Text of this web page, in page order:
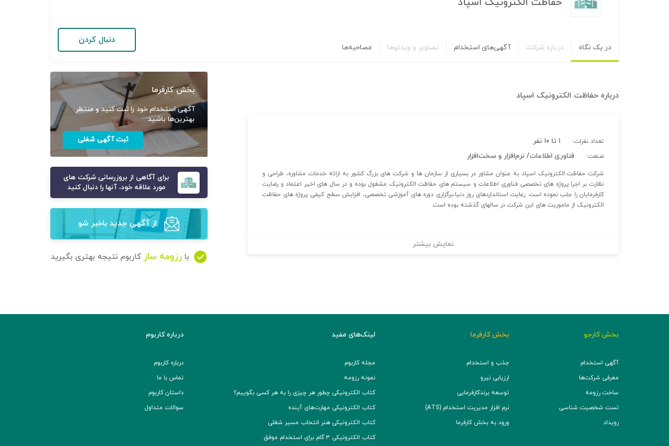
در یک نگاه درباره شرکت آگهی‌های استخدام تصاویر و ویدئوها مصاحبه‌ها
دنبال کردن
درباره حفاظت الکترونیک اسپاد
تعداد نفرات: ۱ تا ۱۰ نفر
صنعت: فناوری اطلاعات/ نرم‌افزار و سخت‌افزار
شرکت حفاظت الکترونیک اسپاد به عنوان مشاور در بسیاری از سازمان ها و شرکت های بزرگ کشور به ارائه خدمات مشاوره، طراحی و
نظارت بر اجرا پروژه های تخصصی فناوری اطلاعات و سیستم های حفاظت الکترونیک مشغول بوده و در سال های اخیر اعتماد و رضایت
کارفرمایان را جلب نموده است. رعایت استانداردهای روز دنیا،برگزاری دوره های آموزشی تخصصی، افزایش سطح کیفی پروژه های حفاظت
الکترونیک از ماموریت های این شرکت در سالهای گذشته بوده است.
نمایش بیشتر
بخش کارفرما
آگهی استخدام خود را ثبت کنید و منتظر
بهترین‌ها باشید
ثبت آگهی شغلی
برای آگاهی از بروزرسانی شرکت های
مورد علاقه خود، آنها را دنبال کنید
از آگهی‌ جدید باخبر شو
با رزومه ساز کاربوم نتیجه بهتری بگیرید
بخش کارجو
آگهی استخدام
معرفی شرکت‌ها
ساخت رزومه
تست شخصیت شناسی
رویداد
بخش کارفرما
جذب و استخدام
ارزیابی نیرو
توسعه برند‌کارفرمایی
نرم افزار مدیریت استخدام (ATS)
ورود به بخش کارفرما
لینک‌های مفید
مجله کاربوم
نمونه رزومه
کتاب الکترونیکی چطور هر چیزی را به هر کسی بگوییم؟
کتاب الکترونیکی مهارت‌های آینده
کتاب الکترونیکی هنر انتخاب مسیر شغلی
کتاب الکترونیکی ۳ گام برای استخدام موفق
درباره کاربوم
درباره کاربوم
تماس با ما
داستان کاربوم
سوالات متداول